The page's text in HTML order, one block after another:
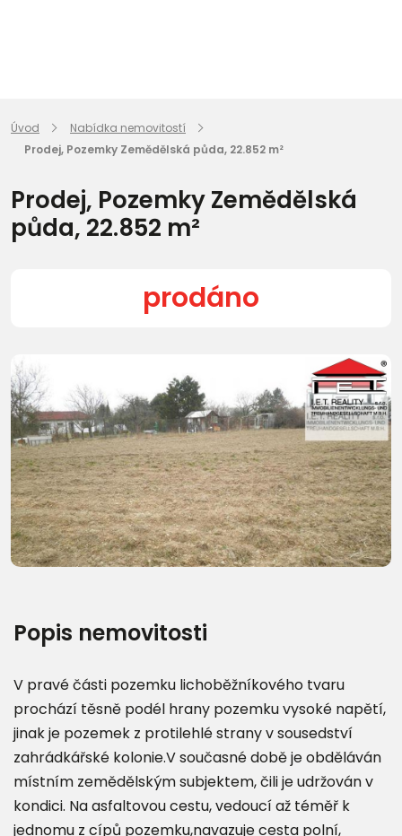
Úvod
Nabídka nemovitostí
Prodej, Pozemky Zemědělská půda, 22.852 m²
Prodej, Pozemky Zemědělská
půda, 22.852 m²
prodáno
Popis nemovitosti
V pravé části pozemku lichoběžníkového tvaru
prochází těsně podél hrany pozemku vysoké napětí,
jinak je pozemek z protilehlé strany v sousedství
zahrádkářské kolonie.V současné době je obděláván
místním zemědělským subjektem, čili je udržován v
kondici. Na asfaltovou cestu, vedoucí až téměř k
jednomu z cípů pozemku,navazuje cesta polní,